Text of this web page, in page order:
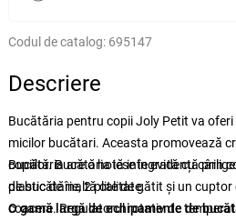
Codul de catalog: 695147
Descriere
Bucătăria pentru copii Joly Petit va
micilor bucătari. Aceasta promovează
copiilor. Bucătăria iese în evidență prin
plastic de înaltă calitate.
Bucătăria are o hotă integrată cu
de bucătărie, 2 plite de gătit și un cuptor
coacere. Regulatorul rotativ de
O gamă largă de echipamente de